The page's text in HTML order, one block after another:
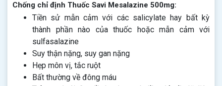
Chống chỉ định Thuốc Savi Mesalazine 500mg:
Tiền sử mẫn cảm với các salicylate hay bất kỳ
thành phần nào của thuốc hoặc mẫn cảm với
sulfasalazine
Suy thận nặng, suy gan nặng
Hẹp môn vị, tắc ruột
Bất thường về đông máu